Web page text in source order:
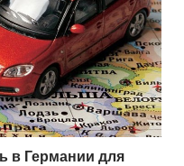
в Германии для